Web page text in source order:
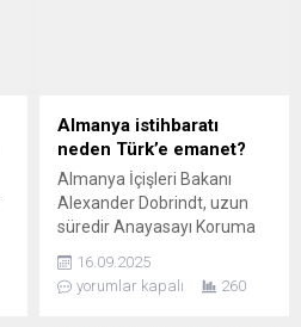
sebep olduğu bir gerçek. Bu
durumu değerlendiren bazı
ders çıkarılması gerektiğini
vurguluyor. Der Standard...
Almanya istihbaratı
neden Türk’e emanet?
Almanya İçişleri Bakanı
Alexander Dobrindt, uzun
süredir Anayasayı Koruma
yardımcısı olarak görev
yapan 53 yaşındaki Sinan
16.09.2025
yorumlar kapalı
260